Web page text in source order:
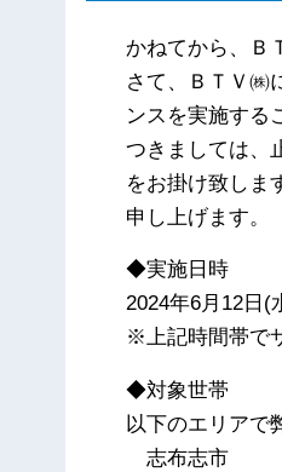
かねてから、Ｂ
さて、ＢＴＶ㈱
ンスを実施する
つきましては、
をお掛け致しま
申し上げます。
◆実施日時
2024年6月12
※上記時間帯で
◆対象世帯
以下のエリアで
志布志市